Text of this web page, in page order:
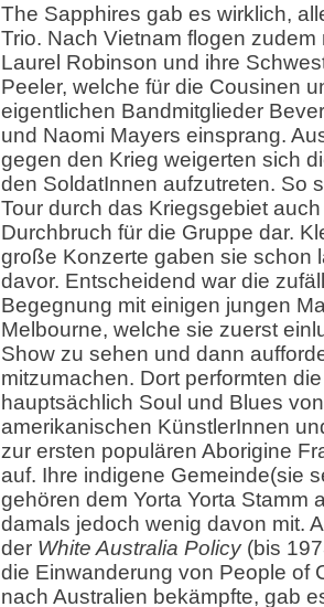
The Sapphires gab es wirklich,
Trio. Nach Vietnam flogen zudem
Laurel Robinson und ihre
Peeler, welche für die Cousinen
eigentlichen Bandmitglieder
und Naomi Mayers einsprang.
gegen den Krieg weigerten sich
den SoldatInnen aufzutreten. So
Tour durch das Kriegsgebiet
Durchbruch für die Gruppe dar.
große Konzerte gaben sie schon
davor. Entscheidend war die
Begegnung mit einigen jungen
Melbourne, welche sie zuerst
Show zu sehen und dann
mitzumachen. Dort performten
hauptsächlich Soul und Blues
amerikanischen KünstlerInnen
zur ersten populären Aborigine
auf. Ihre indigene Gemeinde(sie
gehören dem Yorta Yorta Stamm
damals jedoch wenig davon mit.
der White Australia Policy(bis
die Einwanderung von People of
nach Australien bekämpfte, gab